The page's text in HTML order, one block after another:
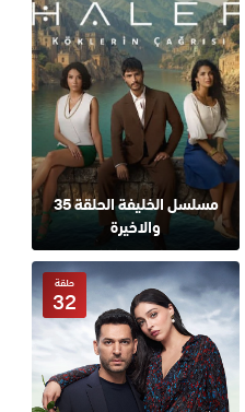
مسلسل الخليفة الحلقة 35
والاخيرة
حلقة
32